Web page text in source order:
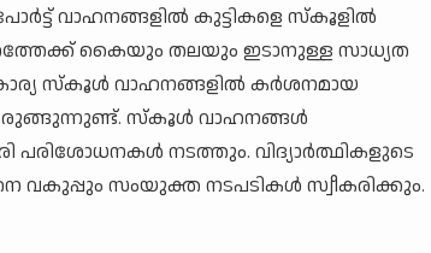
വാഹനങ്ങളില്‍ കുട്ടികളെ സ്‌കൂളില്‍
കൈയും തലയും ഇടാനുള്ള സാധ്യത
സ്‌കൂള്‍ വാഹനങ്ങളില്‍ കര്‍ശനമായ
സ്‌കൂള്‍ വാഹനങ്ങള്‍
പരിശോധനകള്‍ നടത്തും. വിദ്യാര്‍ത്ഥികളുടെ
വകുപ്പും സംയുക്ത നടപടികള്‍ സ്വീകരിക്കും.